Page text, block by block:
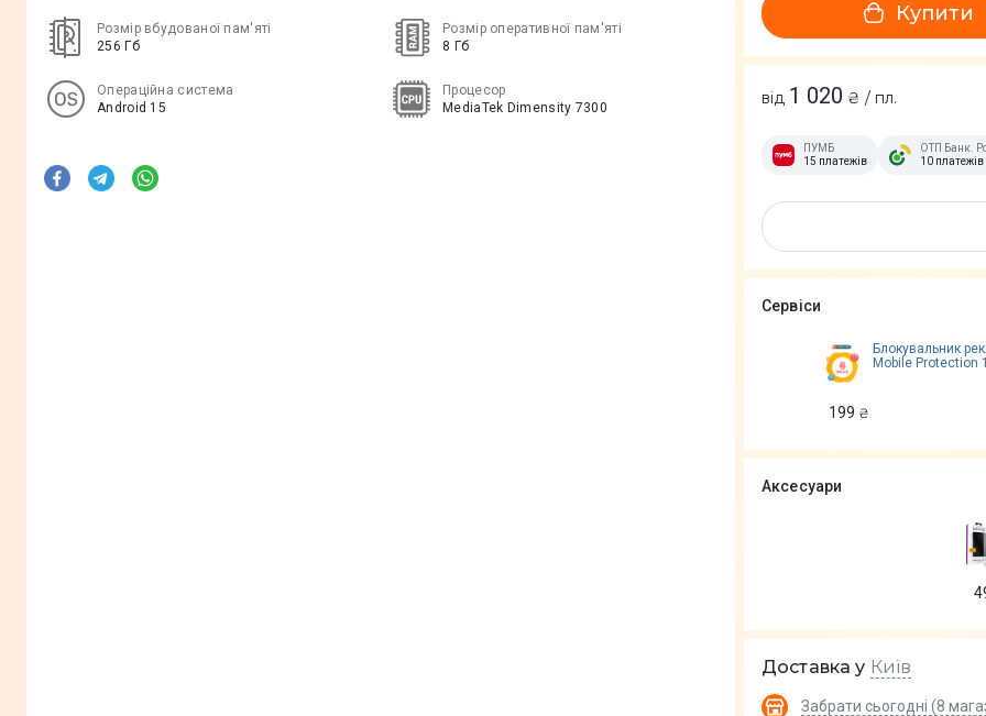
Розмір вбудованої пам'яті
256 Гб
Розмір оперативної пам'яті
8 Гб
Операційна система
Android 15
Процесор
MediaTek Dimensity 7300
Купити
від 1 020 ₴ / пл.
ПУМБ
15 платежів
ОТП Банк.
10 платежів
Сервіси
Блокувальник
Mobile Protection
199 ₴
Аксесуари
Доставка у Київ
Забрати сьогодні (8